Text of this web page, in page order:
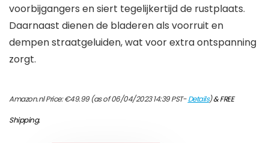
voorbijgangers en siert tegelijkertijd de rustplaats.
Daarnaast dienen de bladeren als voorruit en
dempen straatgeluiden, wat voor extra ontspanning
zorgt.
Amazon.nl Price:€49.99(as of 06/04/2023 14:39 PST-Details)&FREE
Shipping.